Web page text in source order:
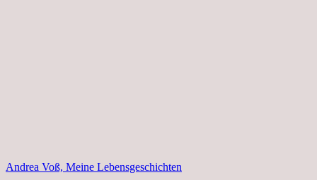
Andrea Voß, Meine Lebensgeschichten